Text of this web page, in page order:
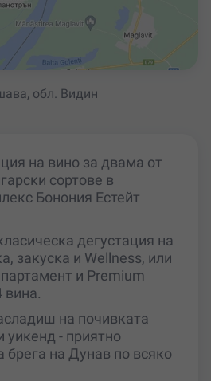
обл. Видин
на вино за двама от
сортове в
Бонония Естейт
дегустация на
закуска и Wellness, или
и Premium
вина.
на почивката
уикенд - приятно
брега на Дунав по всяко